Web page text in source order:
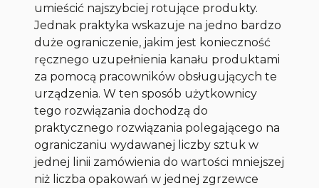
umieścić najszybciej rotujące produkty.
Jednak praktyka wskazuje na jedno bardzo
duże ograniczenie, jakim jest konieczność
ręcznego uzupełnienia kanału produktami
za pomocą pracowników obsługujących te
urządzenia. W ten sposób użytkownicy
tego rozwiązania dochodzą do
praktycznego rozwiązania polegającego na
ograniczaniu wydawanej liczby sztuk w
jednej linii zamówienia do wartości mniejszej
niż liczba opakowań w jednej zgrzewce